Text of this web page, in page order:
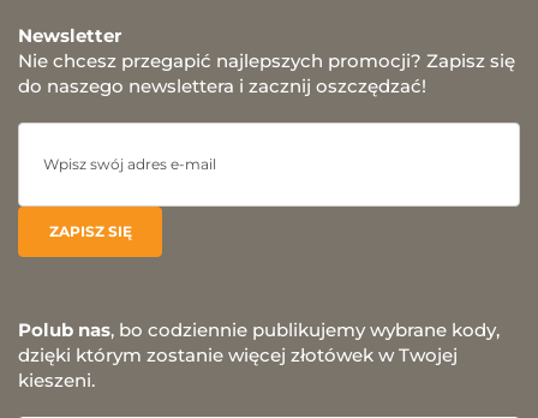
Newsletter
Nie chcesz przegapić najlepszych promocji? Zapisz się
do naszego newslettera i zacznij oszczędzać!
Polub nas, bo codziennie publikujemy wybrane kody,
dzięki którym zostanie więcej złotówek w Twojej
kieszeni.